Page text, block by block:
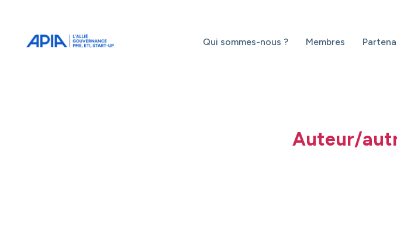
IndépendantsQui sommes-nous ? Membres
Auteur/